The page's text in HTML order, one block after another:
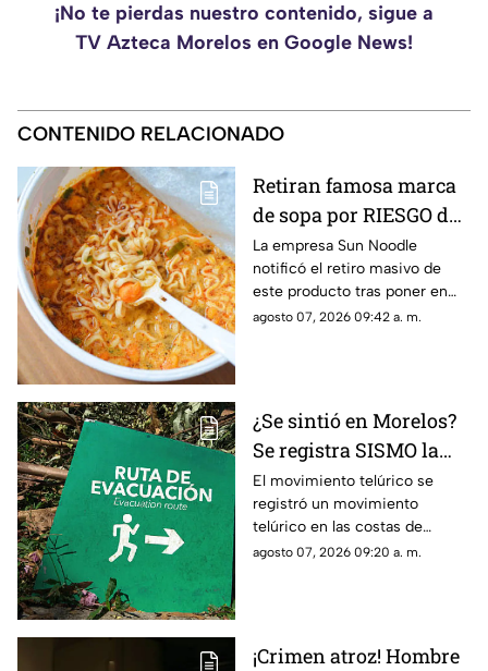
¡No te pierdas nuestro contenido, sigue a
TV Azteca Morelos en Google News!
CONTENIDO RELACIONADO
Retiran famosa marca
de sopa por RIESGO de
alergia; autoridades
piden no consumir el
producto
La empresa Sun Noodle
notificó el retiro masivo de
este producto tras poner en
riesgo a una parte de la
agosto 07, 2026 09:42 a. m.
¿Se sintió en Morelos?
Se registra SISMO la
mañana de este viernes
7 de agosto
El movimiento telúrico se
registró un movimiento
telúrico en las costas de
Guerrero.
agosto 07, 2026 09:20 a. m.
¡Crimen atroz! Hombre